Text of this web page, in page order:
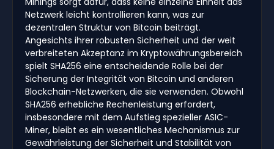
Netzwerk leicht kontrollieren kann, was zur
dezentralen Struktur von Bitcoin beiträgt.
Angesichts ihrer robusten Sicherheit und der weit
verbreiteten Akzeptanz im Kryptowährungsbereich
spielt SHA256 eine entscheidende Rolle bei der
Sicherung der Integrität von Bitcoin und anderen
Blockchain-Netzwerken, die sie verwenden. Obwohl
SHA256 erhebliche Rechenleistung erfordert,
insbesondere mit dem Aufstieg spezieller ASIC-
Miner, bleibt es ein wesentliches Mechanismus zur
Gewährleistung der Sicherheit und Stabilität von